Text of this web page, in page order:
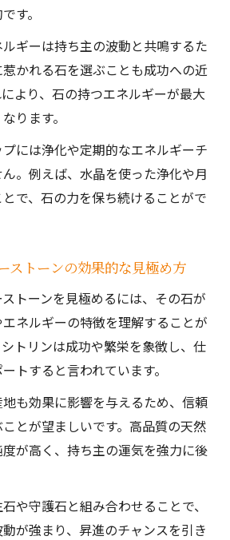
す。
ギーは持ち主の波動と共鳴するた
かれる石を選ぶことも成功への近
より、石の持つエネルギーが最大
ります。
には浄化や定期的なエネルギーチ
。例えば、水晶を使った浄化や月
で、石の力を保ち続けることがで
ストーンの効果的な見極め方
トーンを見極めるには、その石が
ネルギーの特徴を理解することが
トリンは成功や繁栄を象徴し、仕
トすると言われています。
も効果に影響を与えるため、信頼
とが望ましいです。高品質の天然
が高く、持ち主の運気を強力に後
や守護石と組み合わせることで、
が強まり、昇進のチャンスを引き